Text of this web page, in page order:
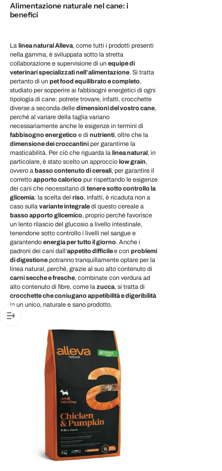
Alimentazione naturale nel cane: i
benefici
La linea natural Alleva, come tutti i prodotti presenti
nella gamma, è sviluppata sotto la stretta
collaborazione e supervisione di un equipe di
veterinari specializzati nell’alimentazione. Si tratta
pertanto di un pet food equilibrato e completo,
studiato per sopperire ai fabbisogni energetici di ogni
tipologia di cane: potrete trovare, infatti, crocchette
diverse a seconda delle dimensioni del vostro cane,
perché al variare della taglia variano
necessariamente anche le esigenze in termini di
fabbisogno energetico e di nutrienti, oltre che la
dimensione dei croccantini per garantirne la
masticabilità. Per ciò che riguarda la linea natural, in
particolare, è stato scelto un approccio low grain,
ovvero a basso contenuto di cereali, per garantire il
corretto apporto calorico pur rispettando le esigenze
dei cani che necessitano di tenere sotto controllo la
glicemia: la scelta del riso, infatti, è ricaduta non a
caso sulla variante integrale di questo cereale a
basso apporto glicemico, proprio perché favorisce
un lento rilascio del glucosio a livello intestinale,
tenendone sotto controllo i livelli nel sangue e
garantendo energia per tutto il giorno. Anche i
padroni dei cani dall’appetito difficilee con problemi
di digestione potranno tranquillamente optare per la
linea natural, perché, grazie al suo alto contenuto di
carni secche e fresche, combinate con verdura ad
alto contenuto di fibre, come la zucca, si tratta di
crocchette che coniugano appetibilità e digeribilità
in un unico, naturale e sano prodotto.